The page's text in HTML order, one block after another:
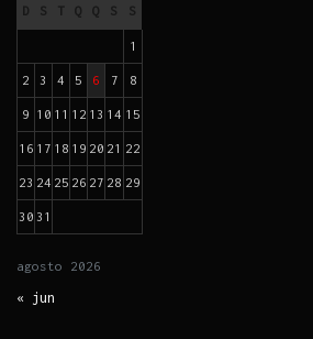
agosto 2026
D S T Q Q S S
1
2 3 4 5 6 7 8
9 10 11 12 13 14 15
16 17 18 19 20 21 22
23 24 25 26 27 28 29
30 31
« jun